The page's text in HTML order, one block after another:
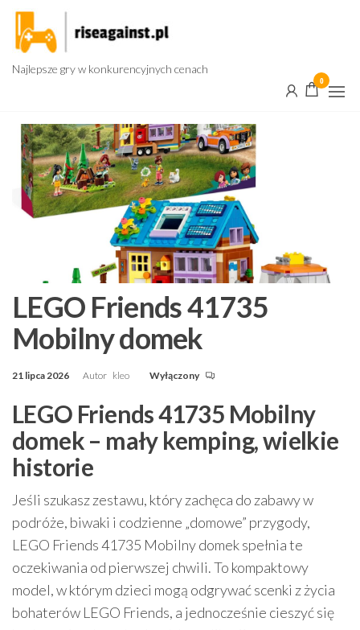
Przejdź
treści
Najlepsze gry w konkurencyjnych cenach
0
LEGO Friends 41735
Mobilny domek
21 lipca 2026 Autor kleo Wyłączony
LEGO Friends 41735 Mobilny
domek – mały kemping, wielkie
historie
Jeśli szukasz zestawu, który zachęca do zabawy w
podróże, biwaki i codzienne „domowe” przygody,
LEGO Friends 41735 Mobilny domek spełnia te
oczekiwania od pierwszej chwili. To kompaktowy
model, w którym dzieci mogą odgrywać scenki z życia
bohaterów LEGO Friends, a jednocześnie cieszyć się